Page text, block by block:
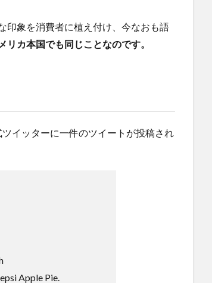
印象を消費者に植え付け、今なおも語
リカ本国でも同じことなのです。
イッターに一件のツイートが投稿され
Apple Pie.